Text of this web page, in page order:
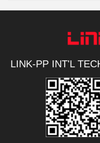
LINK-PP INT'L